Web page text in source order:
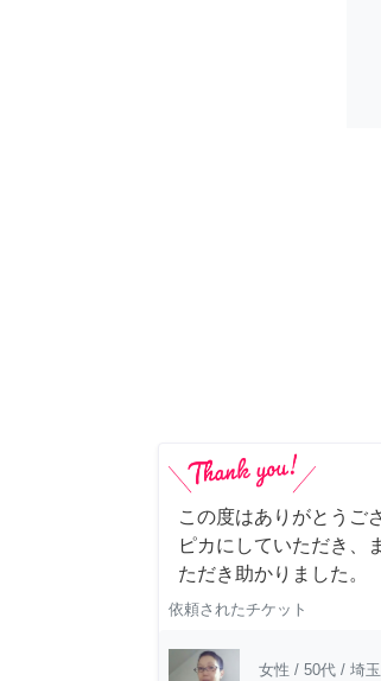
この度はありがとうご
ピカにしていただき、
ただき助かりました。
依頼されたチケット
女性 / 50代 / 埼